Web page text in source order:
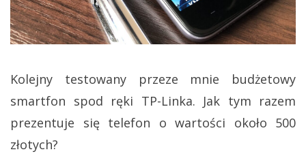
Kolejny testowany przeze mnie budżetowy
smartfon spod ręki TP-Linka. Jak tym razem
prezentuje się telefon o wartości około 500
złotych?